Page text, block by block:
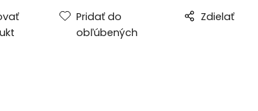
Pridať do
obľúbených
Zdielať